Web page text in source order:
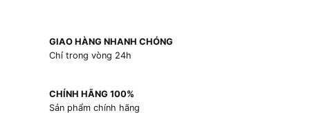
GIAO HÀNG NHANH CHÓNG
Chỉ trong vòng 24h
CHÍNH HÃNG 100%
Sản phẩm chính hãng